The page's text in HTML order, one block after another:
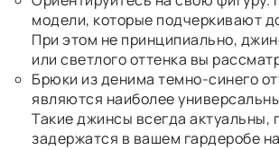
модели, которые подчеркивают
При этом не принципиально,
или светлого оттенка вы
Брюки из денима темно-синего
являются наиболее
Такие джинсы всегда актуальны,
задержатся в вашем гардеробе